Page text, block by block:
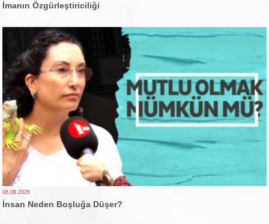
İmanın Özgürleştiriciliği
06.08.2026
İnsan Neden Boşluğa Düşer?